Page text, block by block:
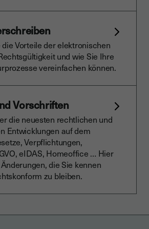
Vorteile der elektronischen
und wie Sie Ihre
vereinfachen können.
Vorschriften
die neuesten rechtlichen und
Entwicklungen auf dem
Verpflichtungen,
eIDAS, Homeoffice … Hier
die Sie kennen
zu bleiben.